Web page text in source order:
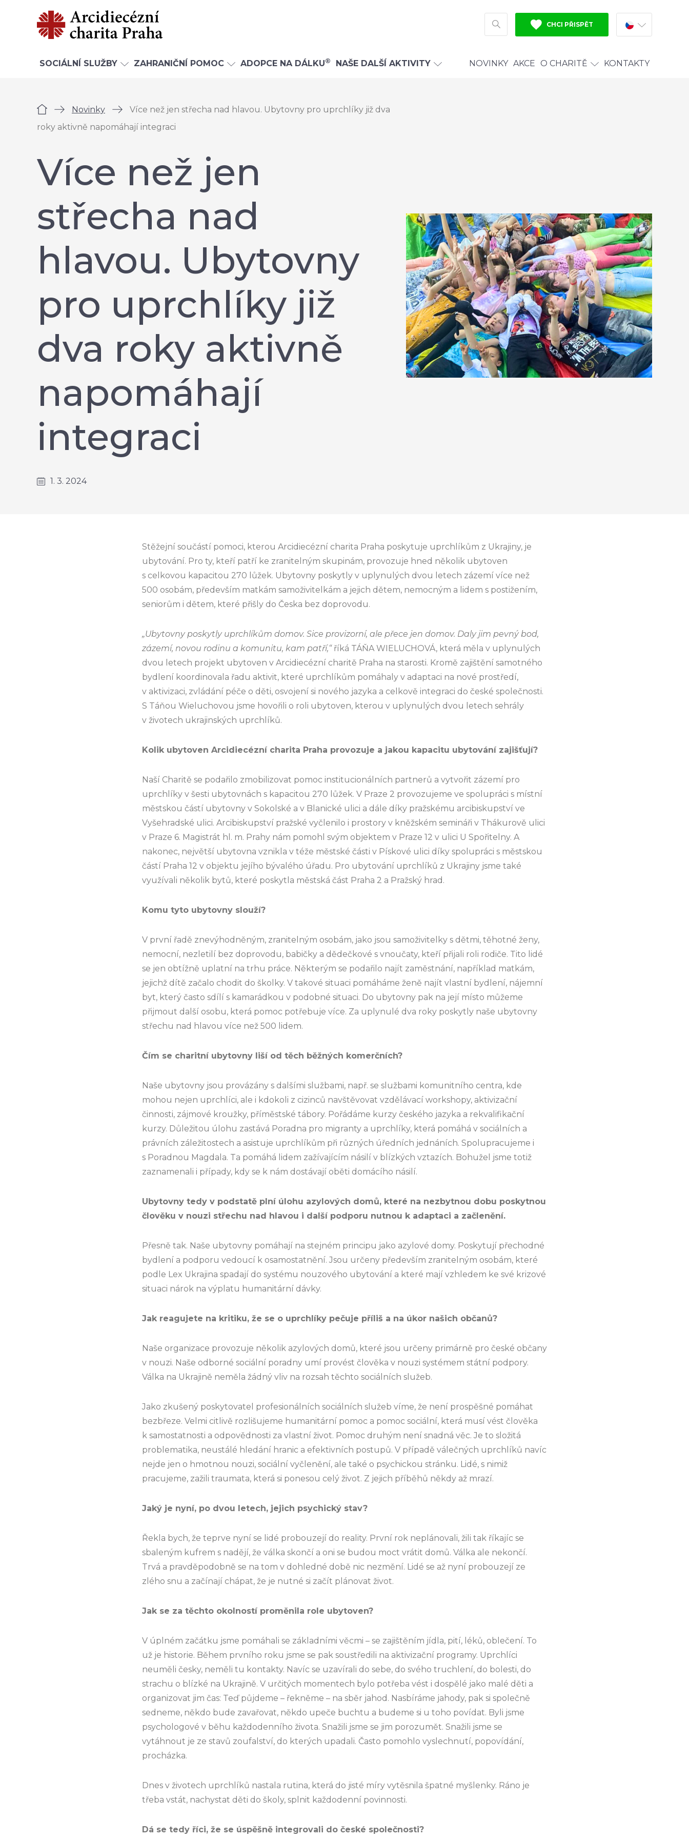
HLEDAT CHCI PŘISPĚT
SOCIÁLNÍ SLUŽBY ZAHRANIČNÍ POMOC ADOPCE NA DÁLKU® NAŠE DALŠÍ AKTIVITY NOVINKY AKCE O CHARITĚ KONTAKTY
Úvod Novinky
Více než jen střecha nad hlavou. Ubytovny pro uprchlíky již dva
roky aktivně napomáhají integraci
Více než jen
střecha nad
hlavou. Ubytovny
pro uprchlíky již
dva roky aktivně
napomáhají
integraci
1. 3. 2024
Stěžejní součástí pomoci, kterou Arcidiecézní charita Praha poskytuje uprchlíkům z Ukrajiny, je
ubytování. Pro ty, kteří patří ke zranitelným skupinám, provozuje hned několik ubytoven
s celkovou kapacitou 270 lůžek. Ubytovny poskytly v uplynulých dvou letech zázemí více než
500 osobám, především matkám samoživitelkám a jejich dětem, nemocným a lidem s postižením,
seniorům i dětem, které přišly do Česka bez doprovodu.
„Ubytovny poskytly uprchlíkům domov. Sice provizorní, ale přece jen domov. Daly jim pevný bod,
zázemí, novou rodinu a komunitu, kam patří,“říká TÁŇA WIELUCHOVÁ, která měla v uplynulých
dvou letech projekt ubytoven v Arcidiecézní charitě Praha na starosti. Kromě zajištění samotného
bydlení koordinovala řadu aktivit, které uprchlíkům pomáhaly v adaptaci na nové prostředí,
v aktivizaci, zvládání péče o děti, osvojení si nového jazyka a celkově integraci do české společnosti.
S Táňou Wieluchovou jsme hovořili o roli ubytoven, kterou v uplynulých dvou letech sehrály
v životech ukrajinských uprchlíků.
Kolik ubytoven Arcidiecézní charita Praha provozuje a jakou kapacitu ubytování zajišťují?
Naší Charitě se podařilo zmobilizovat pomoc institucionálních partnerů a vytvořit zázemí pro
uprchlíky v šesti ubytovnách s kapacitou 270 lůžek. V Praze 2 provozujeme ve spolupráci s místní
městskou částí ubytovny v Sokolské a v Blanické ulici a dále díky pražskému arcibiskupství ve
Vyšehradské ulici. Arcibiskupství pražské vyčlenilo i prostory v kněžském semináři v Thákurově ulici
v Praze 6. Magistrát hl. m. Prahy nám pomohl svým objektem v Praze 12 v ulici U Spořitelny. A
nakonec, největší ubytovna vznikla v téže městské části v Pískové ulici díky spolupráci s městskou
částí Praha 12 v objektu jejího bývalého úřadu. Pro ubytování uprchlíků z Ukrajiny jsme také
využívali několik bytů, které poskytla městská část Praha 2 a Pražský hrad.
Komu tyto ubytovny slouží?
V první řadě znevýhodněným, zranitelným osobám, jako jsou samoživitelky s dětmi, těhotné ženy,
nemocní, nezletilí bez doprovodu, babičky a dědečkové s vnoučaty, kteří přijali roli rodiče. Tito lidé
se jen obtížně uplatní na trhu práce. Některým se podařilo najít zaměstnání, například matkám,
jejichž dítě začalo chodit do školky. V takové situaci pomáháme ženě najít vlastní bydlení, nájemní
byt, který často sdílí s kamarádkou v podobné situaci. Do ubytovny pak na její místo můžeme
přijmout další osobu, která pomoc potřebuje více. Za uplynulé dva roky poskytly naše ubytovny
střechu nad hlavou více než 500 lidem.
Čím se charitní ubytovny liší od těch běžných komerčních?
Naše ubytovny jsou provázány s dalšími službami, např. se službami komunitního centra, kde
mohou nejen uprchlíci, ale i kdokoli z cizinců navštěvovat vzdělávací workshopy, aktivizační
činnosti, zájmové kroužky, příměstské tábory. Pořádáme kurzy českého jazyka a rekvalifikační
kurzy. Důležitou úlohu zastává Poradna pro migranty a uprchlíky, která pomáhá v sociálních a
právních záležitostech a asistuje uprchlíkům při různých úředních jednáních. Spolupracujeme i
s Poradnou Magdala. Ta pomáhá lidem zažívajícím násilí v blízkých vztazích. Bohužel jsme totiž
zaznamenali i případy, kdy se k nám dostávají oběti domácího násilí.
Ubytovny tedy v podstatě plní úlohu azylových domů, které na nezbytnou dobu poskytnou
člověku v nouzi střechu nad hlavou i další podporu nutnou k adaptaci a začlenění.
Přesně tak. Naše ubytovny pomáhají na stejném principu jako azylové domy. Poskytují přechodné
bydlení a podporu vedoucí k osamostatnění. Jsou určeny především zranitelným osobám, které
podle Lex Ukrajina spadají do systému nouzového ubytování a které mají vzhledem ke své krizové
situaci nárok na výplatu humanitární dávky.
Jak reagujete na kritiku, že se o uprchlíky pečuje příliš a na úkor našich občanů?
Naše organizace provozuje několik azylových domů, které jsou určeny primárně pro české občany
v nouzi. Naše odborné sociální poradny umí provést člověka v nouzi systémem státní podpory.
Válka na Ukrajině neměla žádný vliv na rozsah těchto sociálních služeb.
Jako zkušený poskytovatel profesionálních sociálních služeb víme, že není prospěšné pomáhat
bezbřeze. Velmi citlivě rozlišujeme humanitární pomoc a pomoc sociální, která musí vést člověka
k samostatnosti a odpovědnosti za vlastní život. Pomoc druhým není snadná věc. Je to složitá
problematika, neustálé hledání hranic a efektivních postupů. V případě válečných uprchlíků navíc
nejde jen o hmotnou nouzi, sociální vyčlenění, ale také o psychickou stránku. Lidé, s nimiž
pracujeme, zažili traumata, která si ponesou celý život. Z jejich příběhů někdy až mrazí.
Jaký je nyní, po dvou letech, jejich psychický stav?
Řekla bych, že teprve nyní se lidé probouzejí do reality. První rok neplánovali, žili tak říkajíc se
sbaleným kufrem s nadějí, že válka skončí a oni se budou moct vrátit domů. Válka ale nekončí.
Trvá a pravděpodobně se na tom v dohledné době nic nezmění. Lidé se až nyní probouzejí ze
zlého snu a začínají chápat, že je nutné si začít plánovat život.
Jak se za těchto okolností proměnila role ubytoven?
V úplném začátku jsme pomáhali se základními věcmi – se zajištěním jídla, pití, léků, oblečení. To
už je historie. Během prvního roku jsme se pak soustředili na aktivizační programy. Uprchlíci
neuměli česky, neměli tu kontakty. Navíc se uzavírali do sebe, do svého truchlení, do bolesti, do
strachu o blízké na Ukrajině. V určitých momentech bylo potřeba vést i dospělé jako malé děti a
organizovat jim čas: Teď půjdeme – řekněme – na sběr jahod. Nasbíráme jahody, pak si společně
sedneme, někdo bude zavařovat, někdo upeče buchtu a budeme si u toho povídat. Byli jsme
psychologové v běhu každodenního života. Snažili jsme se jim porozumět. Snažili jsme se
vytáhnout je ze stavů zoufalství, do kterých upadali. Často pomohlo vyslechnutí, popovídání,
procházka.
Dnes v životech uprchlíků nastala rutina, která do jisté míry vytěsnila špatné myšlenky. Ráno je
třeba vstát, nachystat děti do školy, splnit každodenní povinnosti.
Dá se tedy říci, že se úspěšně integrovali do české společnosti?